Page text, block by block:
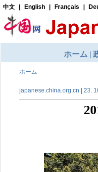
ホーム
japanese.china.org.cn | 23.